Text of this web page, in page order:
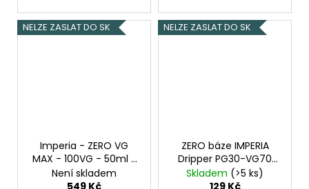
NELZE ZASLAT DO SK
Imperia - ZERO VG
MAX - 100VG - 50ml -
0mgBeznikotinová
báze
Není skladem
NELZE ZASLAT DO SK
ZERO báze IMPERIA
Dripper PG30-VG70
10ml-0mg 1Pack
Skladem (>5 ks)